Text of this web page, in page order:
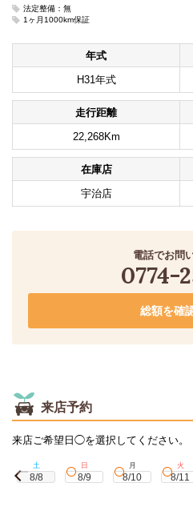
法定整備：無
1ヶ月1000km保証
年式
H31年式
走行距離
22,268Km
在庫店
宇治店
電話でお問
0774-
総額を確
来店予約
来店ご希望日◯を選択してください。
土
8/8
日
8/9
月
8/10
火
8/11